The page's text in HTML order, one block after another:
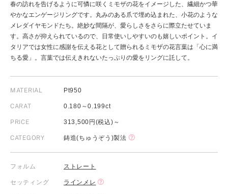
春の訪れを告げるように可憐に咲くミモザの花をイメージした、繊細かつ華
やかなエンゲージリングです。丸みのある爪で埋め込まれた、小花のような
メレダイヤモンドたち。絶妙な間隔が、愛らしさをさらに際立たせていま
す。高さが抑えられているので、日常使いしやすいのも嬉しいポイント。イ
タリアでは女性に感謝を伝える花として贈られるミモザの花言葉は「心に満
ちる愛」。言葉では伝えきれないたっぷりの愛をリングに託して。
MATERIAL Pt950
CARAT 0.180～0.199ct
PRICE 313,500円(税込)～
CATEGORY 鋳造(ちゅうぞう)製法
フォルム ストレート
セッティング ラインメレ